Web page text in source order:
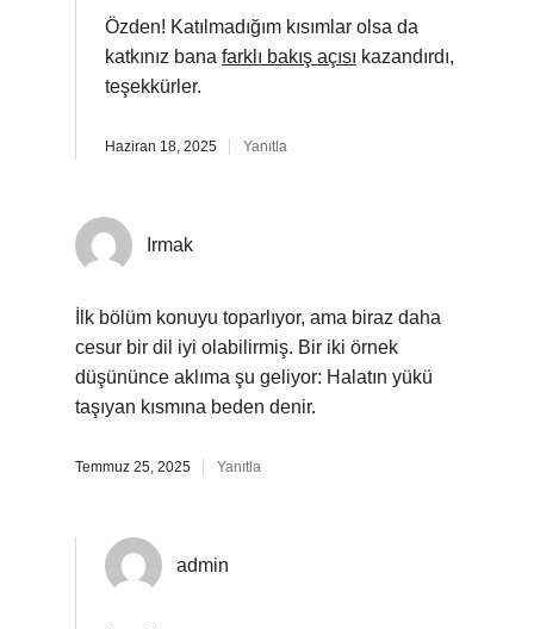
Özden! Katılmadığım kısımlar olsa da
katkınız bana farklı bakış açısı kazandırdı,
teşekkürler.
Haziran 18, 2025 Yanıtla
Irmak
İlk bölüm konuyu toparlıyor, ama biraz daha
cesur bir dil iyi olabilirmiş. Bir iki örnek
düşününce aklıma şu geliyor: Halatın yükü
taşıyan kısmına beden denir.
Temmuz 25, 2025 Yanıtla
admin